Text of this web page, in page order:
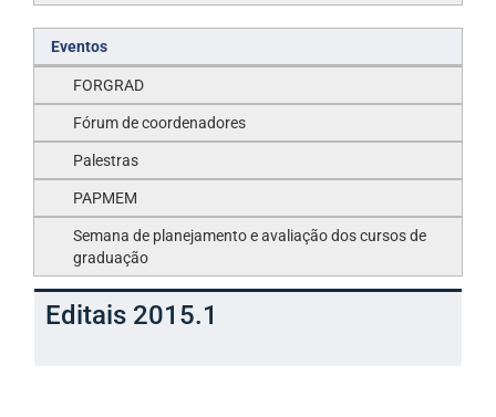
Eventos
FORGRAD
Fórum de coordenadores
Palestras
PAPMEM
Semana de planejamento e avaliação dos cursos de
graduação
Editais 2015.1